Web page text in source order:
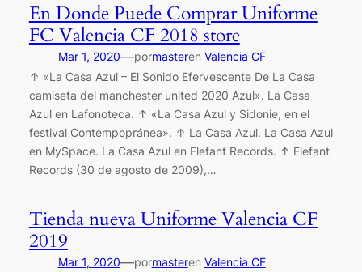
En Donde Puede Comprar Uniforme
FC Valencia CF 2018 store
Mar 1, 2020—pormasteren Valencia CF
↑ «La Casa Azul – El Sonido Efervescente De La Casa
camiseta del manchester united 2020 Azul». La Casa
Azul en Lafonoteca. ↑ «La Casa Azul y Sidonie, en el
festival Contempopránea». ↑ La Casa Azul. La Casa Azul
en MySpace. La Casa Azul en Elefant Records. ↑ Elefant
Records (30 de agosto de 2009),…
Tienda nueva Uniforme Valencia CF
2019
Mar 1, 2020—pormasteren Valencia CF